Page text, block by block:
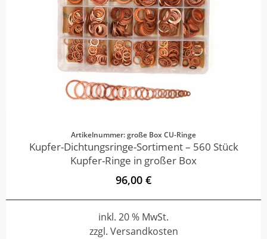
Artikelnummer: große Box CU-Ringe
Kupfer-Dichtungsringe-Sortiment – 560 Stück
Kupfer-Ringe in großer Box
96,00 €
inkl. 20 % MwSt.
zzgl. Versandkosten